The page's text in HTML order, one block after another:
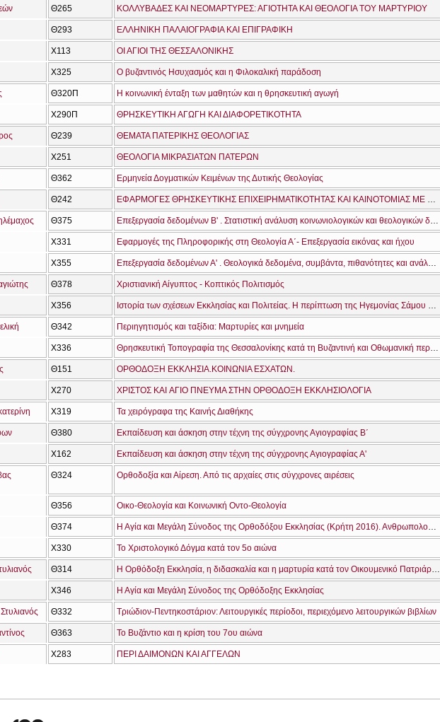
Θ265 ΚΟΛΛΥΒΑΔΕΣ ΚΑΙ ΝΕΟΜΑΡΤΥΡΕΣ: ΑΓΙΟΤΗΤΑ ΚΑΙ ΘΕΟΛΟΓΙΑ ΤΟΥ ΜΑΡΤΥΡΙΟΥ
Θ293 ΕΛΛΗΝΙΚΗ ΠΑΛΑΙΟΓΡΑΦΙΑ ΚΑΙ ΕΠΙΓΡΑΦΙΚΗ
Χ113 ΟΙ ΑΓΙΟΙ ΤΗΣ ΘΕΣΣΑΛΟΝΙΚΗΣ
Χ325 Ο βυζαντινός Ησυχασμός και η Φιλοκαλική παράδοση
Θ320Π Η κοινωνική ένταξη των μαθητών και η θρησκευτική αγωγή
Χ290Π ΘΡΗΣΚΕΥΤΙΚΗ ΑΓΩΓΗ ΚΑΙ ΔΙΑΦΟΡΕΤΙΚΟΤΗΤΑ
Θ239 ΘΕΜΑΤΑ ΠΑΤΕΡΙΚΗΣ ΘΕΟΛΟΓΙΑΣ
Χ251 ΘΕΟΛΟΓΙΑ ΜΙΚΡΑΣΙΑΤΩΝ ΠΑΤΕΡΩΝ
Θ362 Ερμηνεία Δογματικών Κειμένων της Δυτικής Θεολογίας
Θ242 ΕΦΑΡΜΟΓΕΣ ΘΡΗΣΚΕΥΤΙΚΗΣ ΕΠΙΧΕΙΡΗΜΑΤΙΚΟΤΗΤΑΣ ΚΑΙ ΚΑΙΝΟΤΟΜΙΑΣ ΜΕ ΕΜΦΑΣΗ ΣΤΟ ΘΡΗΣΚΕΥΤΙΚΟ ΤΟΥΡΙΣΜΟ
Θ375 Επεξεργασία δεδομένων Β' . Στατιστική ανάλυση κοινωνιολογικών και θεολογικών δεδομένων με τη χρήση πληροφοριακών συστημάτων
Χ331 Εφαρμογές της Πληροφορικής στη Θεολογία Α΄- Επεξεργασία εικόνας και ήχου
Χ355 Επεξεργασία δεδομένων Α' . Θεολογικά δεδομένα, συμβάντα, πιθανότητες και ανάλυση της πληροφορίας
Θ378 Χριστιανική Αίγυπτος - Κοπτικός Πολιτισμός
Χ356 Ιστορία των σχέσεων Εκκλησίας και Πολιτείας. Η περίπτωση της Ηγεμονίας Σάμου μέσα από τις πηγές (1834-1915)
Θ342 Περιηγητισμός και ταξίδια: Μαρτυρίες και μνημεία
Χ336 Θρησκευτική Τοπογραφία της Θεσσαλονίκης κατά τη Βυζαντινή και Οθωμανική περίοδο
Θ151 ΟΡΘΟΔΟΞΗ ΕΚΚΛΗΣΙΑ.ΚΟΙΝΩΝΙΑ ΕΣΧΑΤΩΝ.
Χ270 ΧΡΙΣΤΟΣ ΚΑΙ AΓΙΟ ΠΝΕΥΜΑ ΣΤΗΝ ΟΡΘΟΔΟΞΗ ΕΚΚΛΗΣΙΟΛΟΓΙΑ
Χ319 Τα χειρόγραφα της Καινής Διαθήκης
Θ380 Εκπαίδευση και άσκηση στην τέχνη της σύγχρονης Αγιογραφίας Β΄
Χ162 Εκπαίδευση και άσκηση στην τέχνη της σύγχρονης Αγιογραφίας Α'
Θ324 Ορθοδοξία και Αίρεση. Από τις αρχαίες στις σύγχρονες αιρέσεις
Θ356 Οικο-Θεολογία και Κοινωνική Οντο-Θεολογία
Θ374 Η Αγία και Μεγάλη Σύνοδος της Ορθοδόξου Εκκλησίας (Κρήτη 2016). Ανθρωπολογικές και εκκλησιολογικές διαστάσεις
Χ330 Το Χριστολογικό Δόγμα κατά τον 5ο αιώνα
Θ314 Η Ορθόδοξη Εκκλησία, η διδασκαλία και η μαρτυρία κατά τον Οικουμενικό Πατριάρχη Βαρθολομαίο
Χ346 Η Αγία και Μεγάλη Σύνοδος της Ορθόδοξης Εκκλησίας
Θ332 Τριώδιον-Πεντηκοστάριον: Λειτουργικές περίοδοι, περιεχόμενο λειτουργικών βιβλίων
Θ363 Το Βυζάντιο και η κρίση του 7ου αιώνα
Χ283 ΠΕΡΙ ΔΑΙΜΟΝΩΝ ΚΑΙ ΑΓΓΕΛΩΝ